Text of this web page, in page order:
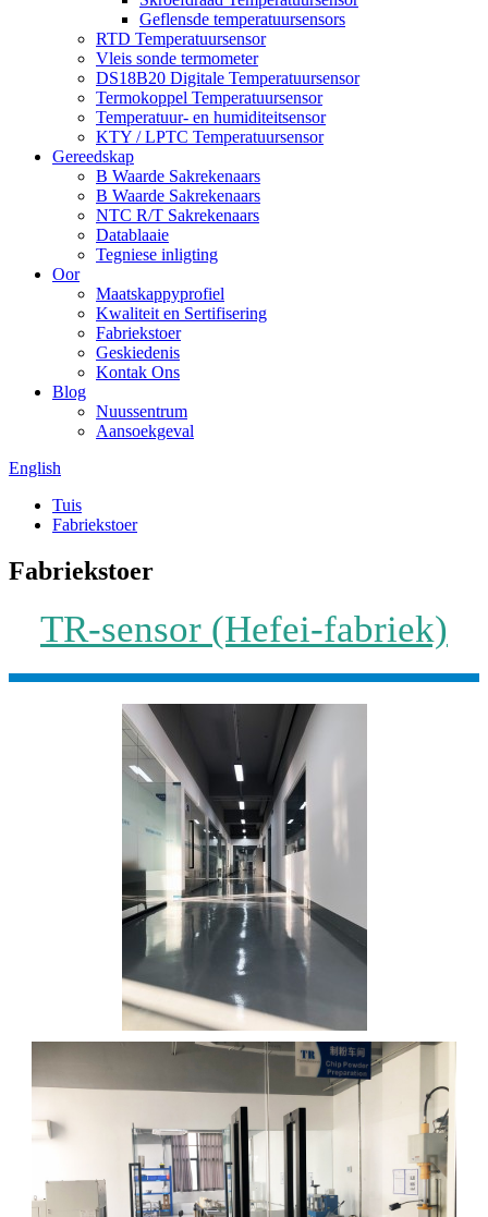
Geflensde temperatuursensors
RTD Temperatuursensor
Vleis sonde termometer
DS18B20 Digitale Temperatuursensor
Termokoppel Temperatuursensor
Temperatuur- en humiditeitsensor
KTY / LPTC Temperatuursensor
Gereedskap
B Waarde Sakrekenaars
B Waarde Sakrekenaars
NTC R/T Sakrekenaars
Datablaaie
Tegniese inligting
Oor
Maatskappyprofiel
Kwaliteit en Sertifisering
Fabriekstoer
Geskiedenis
Kontak Ons
Blog
Nuussentrum
Aansoekgeval
English
Tuis
Fabriekstoer
Fabriekstoer
TR-sensor (Hefei-fabriek)